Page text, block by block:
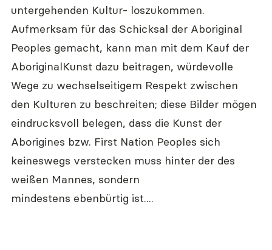
untergehenden Kultur- loszukommen.
Aufmerksam für das Schicksal der Aboriginal
Peoples gemacht, kann man mit dem Kauf der
AboriginalKunst dazu beitragen, würdevolle
Wege zu wechselseitigem Respekt zwischen
den Kulturen zu beschreiten; diese Bilder mögen
eindrucksvoll belegen, dass die Kunst der
Aborigines bzw. First Nation Peoples sich
keineswegs verstecken muss hinter der des
weißen Mannes, sondern
mindestens ebenbürtig ist....